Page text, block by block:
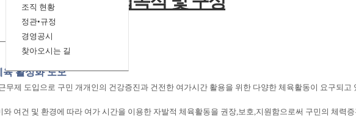
조직 현황
정관•규정
경영공시
찾아오시는 길
육 활성화 도모
무제 도입으로 구민 개개인의 건강증진과 건전한 여가시간 활용을 위한 다양한 체육활동이 요구되고
여건 및 환경에 따라 여가 시간을 이용한 자발적 체육활동을 권장,보호,지원함으로써 구민의 체력